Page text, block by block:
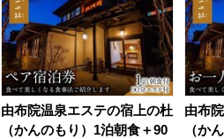
由布院温泉エステの宿上の杜
（かんのもり）1泊朝食＋90
由布
（か